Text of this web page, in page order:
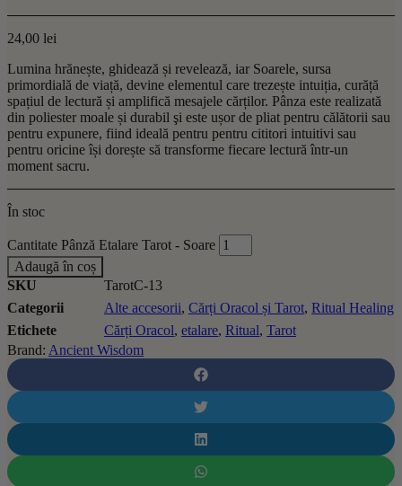
24,00 lei
Lumina hrănește, ghidează și revelează, iar Soarele, sursa
primordială de viață, devine elementul care trezește intuiția, curăță
spațiul de lectură și amplifică mesajele cărților. Pânza este realizată
din poliester moale și durabil şi este ușor de pliat pentru călătorii sau
pentru expunere, fiind ideală pentru pentru cititori intuitivi sau
pentru oricine își dorește să transforme fiecare lectură într-un
moment sacru.
În stoc
Cantitate Pânză Etalare Tarot - Soare
Adaugă în coș
SKU
TarotC-13
Categorii
Alte accesorii, Cărți Oracol și Tarot, Ritual Healing
Etichete
Cărți Oracol, etalare, Ritual, Tarot
Brand: Ancient Wisdom